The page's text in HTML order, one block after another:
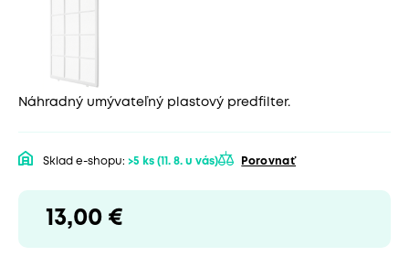
Náhradný umývateľný plastový predfilter.
Sklad e-shopu: >5 ks (11. 8. u vás) Porovnať
13,00 €